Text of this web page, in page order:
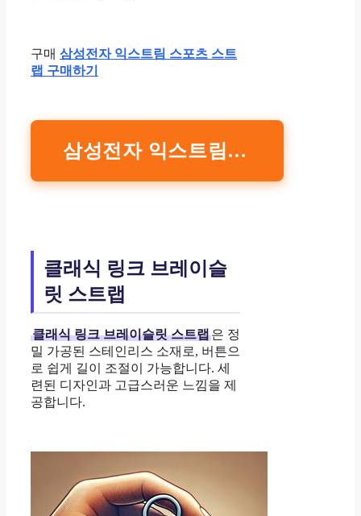
구매 삼성전자 익스트림 스포츠 스트
랩 구매하기
삼성전자 익스트림 스포츠 스트랩 구매하기
클래식 링크 브레이슬
릿 스트랩
클래식 링크 브레이슬릿 스트랩은 정
밀 가공된 스테인리스 소재로, 버튼으
로 쉽게 길이 조절이 가능합니다. 세
련된 디자인과 고급스러운 느낌을 제
공합니다.